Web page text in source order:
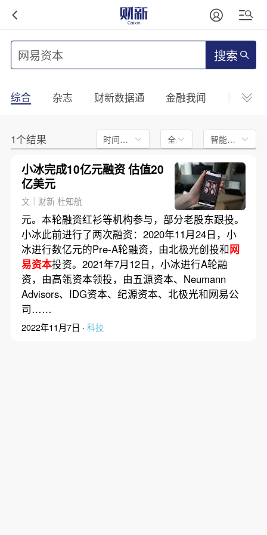
搜索
综合 杂志 财新数据通 金融我闻 财新
1个结果 时间不限 全文 智能排序
小冰完成10亿元融资 估值20
亿美元
文｜财新 杜知航
元。本轮融资红衫等机构参与，部分老股东跟投。
小冰此前进行了两次融资：2020年11月24日，小
冰进行数亿元的Pre-A轮融资，由北极光创投和网
易资本投资。2021年7月12日，小冰进行A轮融
资，由高瓴资本领投，由五源资本、Neumann
Advisors、IDG资本、纪源资本、北极光和网易公
司……
2022年11月7日 · 科技